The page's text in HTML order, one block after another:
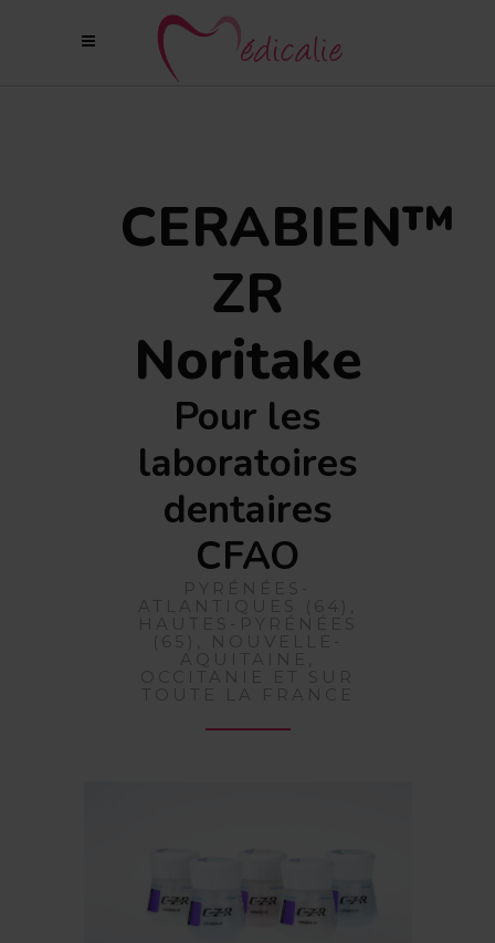
CERABIEN™
ZR
Noritake
Pour les
laboratoires
dentaires
CFAO